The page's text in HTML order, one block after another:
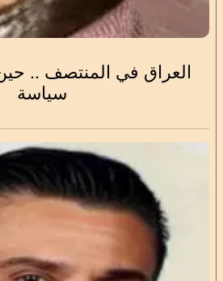
العراق في المنتصف ..
سياسة